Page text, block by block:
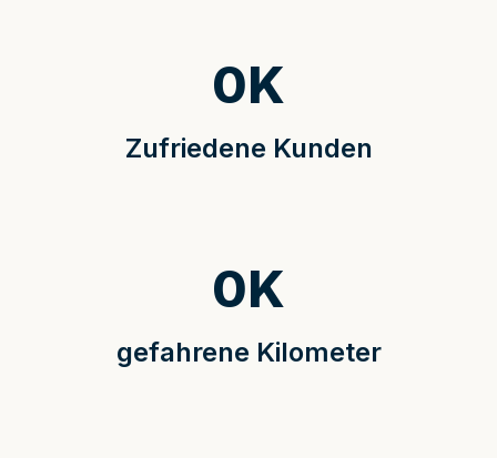
Zufriedene Kunden
0K
gefahrene Kilometer
0K